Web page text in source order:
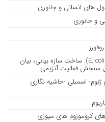
های انسانی و جانوری:
و جانوری
- از ژن تا پروتئین (بخش اول؛ بیان در E. coli): ساخت سازه بیانی، بیان
سنجش فعالیت آنزیمی
اسمبلی -حاشیه نگاری
کروموزوم های میوزی